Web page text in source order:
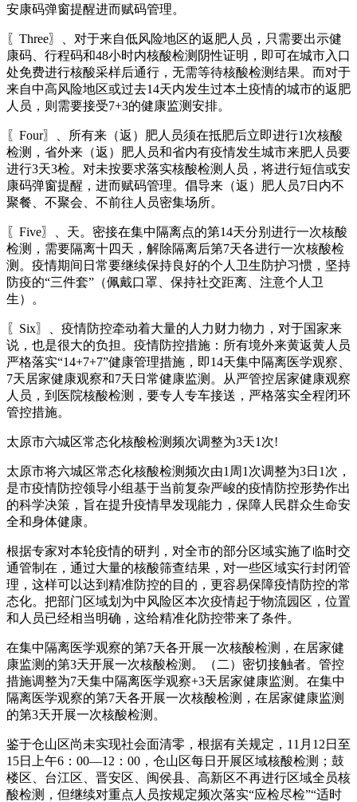
安康码弹窗提醒进而赋码管理。
〖Three〗、对于来自低风险地区的返肥人员，只需要出示健
康码、行程码和48小时内核酸检测阴性证明，即可在城市入口
处免费进行核酸采样后通行，无需等待核酸检测结果。而对于
来自中高风险地区或过去14天内发生过本土疫情的城市的返肥
人员，则需要接受7+3的健康监测安排。
〖Four〗、所有来（返）肥人员须在抵肥后立即进行1次核酸
检测，省外来（返）肥人员和省内有疫情发生城市来肥人员要
进行3天3检。对未按要求落实核酸检测人员，将进行短信或安
康码弹窗提醒，进而赋码管理。倡导来（返）肥人员7日内不
聚餐、不聚会、不前往人员密集场所。
〖Five〗、天。密接在集中隔离点的第14天分别进行一次核酸
检测，需要隔离十四天，解除隔离后第7天各进行一次核酸检
测。疫情期间日常要继续保持良好的个人卫生防护习惯，坚持
防疫的“三件套”（佩戴口罩、保持社交距离、注意个人卫
生）。
〖Six〗、疫情防控牵动着大量的人力财力物力，对于国家来
说，也是很大的负担。疫情防控措施：所有境外来黄返黄人员
严格落实“14+7+7”健康管理措施，即14天集中隔离医学观察、
7天居家健康观察和7天日常健康监测。从严管控居家健康观察
人员，到医院核酸检测，要专人专车接送，严格落实全程闭环
管控措施。
太原市六城区常态化核酸检测频次调整为3天1次!
太原市将六城区常态化核酸检测频次由1周1次调整为3日1次，
是市疫情防控领导小组基于当前复杂严峻的疫情防控形势作出
的科学决策，旨在提升疫情早发现能力，保障人民群众生命安
全和身体健康。
根据专家对本轮疫情的研判，对全市的部分区域实施了临时交
通管制在，通过大量的核酸筛查结果，对一些区域实行封闭管
理，这样可以达到精准防控的目的，更容易保障疫情防控的常
态化。把部门区域划为中风险区本次疫情起于物流园区，位置
和人员已经相当明确，这给精准化防控带来了条件。
在集中隔离医学观察的第7天各开展一次核酸检测，在居家健
康监测的第3天开展一次核酸检测。（二）密切接触者。管控
措施调整为7天集中隔离医学观察+3天居家健康监测。在集中
隔离医学观察的第7天各开展一次核酸检测，在居家健康监测
的第3天开展一次核酸检测。
鉴于仓山区尚未实现社会面清零，根据有关规定，11月12日至
15日上午6：00—12：00，仓山区每日开展区域核酸检测；鼓
楼区、台江区、晋安区、闽侯县、高新区不再进行区域全员核
酸检测，但继续对重点人员按规定频次落实“应检尽检”“适时